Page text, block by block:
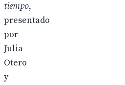
tiempo,
presentado
por
Julia
Otero
y